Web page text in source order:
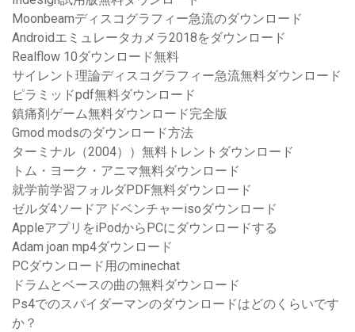
Moonbeamディスコグラフィー急流のダウンロード
Androidエミュレータカメラ2018をダウンロード
Realflow 10ダウンロード無料
サイレント理論ディスコグラフィー急流無料ダウンロード
ピラミッドpdf無料ダウンロード
鎮痛剤ゲーム無料ダウンロード完全版
Gmod modsのダウンロード方法
ターミナル（2004））無料トレントダウンロード
トム・ヨーク・アニマ無料ダウンロード
就学前学習フォルダPDF無料ダウンロード
ゼルダ4ソードアドベンチャーisoダウンロード
AppleアプリをiPodからPCにダウンロードする
Adam joan mp4ダウンロード
PCダウンロード用のminechat
ドラムとベースの曲の無料ダウンロード
Ps4でのスパイダーマンのダウンロードはどのくらいです
か？